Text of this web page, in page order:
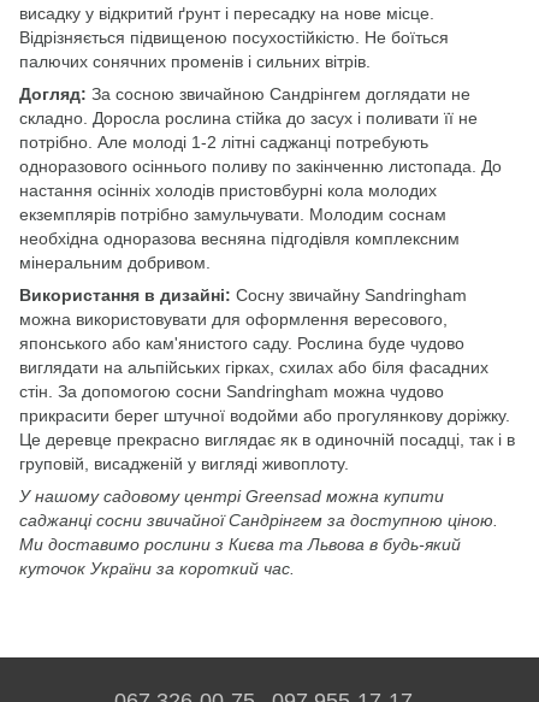
висадку у відкритий ґрунт і пересадку на нове місце.
Відрізняється підвищеною посухостійкістю. Не боїться
палючих сонячних променів і сильних вітрів.
Догляд: За сосною звичайною Сандрінгем доглядати не
складно. Доросла рослина стійка до засух і поливати її не
потрібно. Але молоді 1-2 літні саджанці потребують
одноразового осіннього поливу по закінченню листопада. До
настання осінніх холодів пристовбурні кола молодих
екземплярів потрібно замульчувати. Молодим соснам
необхідна одноразова весняна підгодівля комплексним
мінеральним добривом.
Використання в дизайні: Сосну звичайну Sandringham
можна використовувати для оформлення вересового,
японського або кам'янистого саду. Рослина буде чудово
виглядати на альпійських гірках, схилах або біля фасадних
стін. За допомогою сосни Sandringham можна чудово
прикрасити берег штучної водойми або прогулянкову доріжку.
Це деревце прекрасно виглядає як в одиночній посадці, так і в
груповій, висадженій у вигляді живоплоту.
У нашому садовому центрі Greensad можна купити
саджанці сосни звичайної Сандрінгем за доступною ціною.
Ми доставимо рослини з Києва та Львова в будь-який
куточок України за короткий час.